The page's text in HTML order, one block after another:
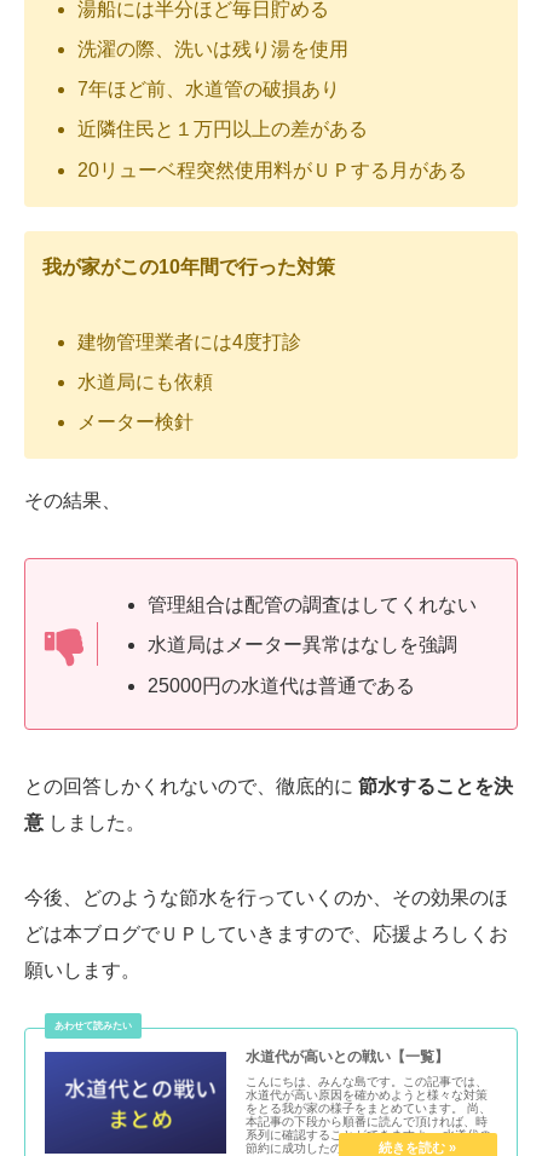
湯船には半分ほど毎日貯める
洗濯の際、洗いは残り湯を使用
7年ほど前、水道管の破損あり
近隣住民と１万円以上の差がある
20リューベ程突然使用料がＵＰする月がある
我が家がこの10年間で行った対策
建物管理業者には4度打診
水道局にも依頼
メーター検針
その結果、
管理組合は配管の調査はしてくれない
水道局はメーター異常はなしを強調
25000円の水道代は普通である
との回答しかくれないので、徹底的に 節水することを決
意 しました。
今後、どのような節水を行っていくのか、その効果のほ
どは本ブログでＵＰしていきますので、応援よろしくお
願いします。
水道代が高いとの戦い【一覧】
こんにちは、みんな島です。この記事では、
水道代が高い原因を確かめようと様々な対策
をとる我が家の様子をまとめています。 尚、
本記事の下段から順番に読んで頂ければ、時
系列に確認することができますよ。 水道代の
節約に成功したの？ 水道使...